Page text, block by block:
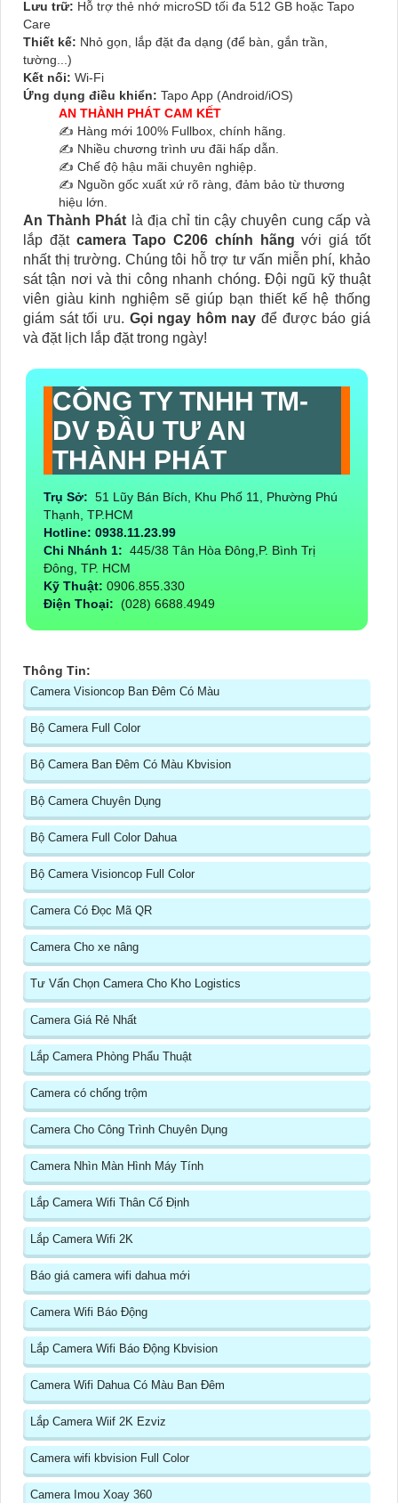
Lưu trữ: Hỗ trợ thẻ nhớ microSD tối đa 512 GB hoặc Tapo
Care
Thiết kế: Nhỏ gọn, lắp đặt đa dạng (để bàn, gắn trần,
tường...)
Kết nối: Wi-Fi
Ứng dụng điều khiển: Tapo App (Android/iOS)
AN THÀNH PHÁT CAM KẾT
✍️ Hàng mới 100% Fullbox, chính hãng.
✍️ Nhiều chương trình ưu đãi hấp dẫn.
✍️ Chế độ hậu mãi chuyên nghiệp.
✍️ Nguồn gốc xuất xứ rõ ràng, đảm bảo từ thương
hiệu lớn.
An Thành Phát là địa chỉ tin cậy chuyên cung cấp và
lắp đặt camera Tapo C206 chính hãng với giá tốt
nhất thị trường. Chúng tôi hỗ trợ tư vấn miễn phí, khảo
sát tận nơi và thi công nhanh chóng. Đội ngũ kỹ thuật
viên giàu kinh nghiệm sẽ giúp bạn thiết kế hệ thống
giám sát tối ưu. Gọi ngay hôm nay để được báo giá
và đặt lịch lắp đặt trong ngày!
CÔNG TY TNHH TM-
DV ĐẦU TƯ AN
THÀNH PHÁT
Trụ Sở: 51 Lũy Bán Bích, Khu Phố 11, Phường Phú
Thạnh, TP.HCM
Hotline: 0938.11.23.99
Chi Nhánh 1: 445/38 Tân Hòa Đông,P. Bình Trị
Đông, TP. HCM
Kỹ Thuật: 0906.855.330
Điện Thoại: (028) 6688.4949
Thông Tin:
Camera Visioncop Ban Đêm Có Màu
Bộ Camera Full Color
Bộ Camera Ban Đêm Có Màu Kbvision
Bộ Camera Chuyên Dụng
Bộ Camera Full Color Dahua
Bộ Camera Visioncop Full Color
Camera Có Đọc Mã QR
Camera Cho xe nâng
Tư Vấn Chọn Camera Cho Kho Logistics
Camera Giá Rẻ Nhất
Lắp Camera Phòng Phẩu Thuật
Camera có chống trộm
Camera Cho Công Trình Chuyên Dụng
Camera Nhìn Màn Hình Máy Tính
Lắp Camera Wifi Thân Cố Định
Lắp Camera Wifi 2K
Báo giá camera wifi dahua mới
Camera Wifi Báo Động
Lắp Camera Wifi Báo Động Kbvision
Camera Wifi Dahua Có Màu Ban Đêm
Lắp Camera Wiif 2K Ezviz
Camera wifi kbvision Full Color
Camera Imou Xoay 360